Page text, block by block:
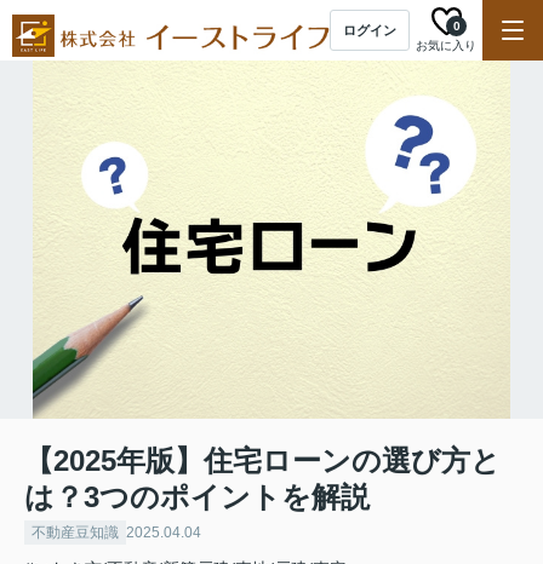
ログイン
お気に入り
0
【2025年版】住宅ローンの選び方と
は？3つのポイントを解説
不動産豆知識 2025.04.04